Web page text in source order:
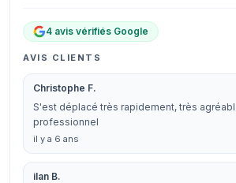
4 avis vérifiés Google
AVIS CLIENTS
Christophe F.
S'est déplacé très rapidement, très
professionnel
il y a 6 ans
ilan B.